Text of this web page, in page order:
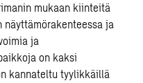
mukaan kiinteitä
ja
ja
on kaksi
kannateltu tyylikkäillä